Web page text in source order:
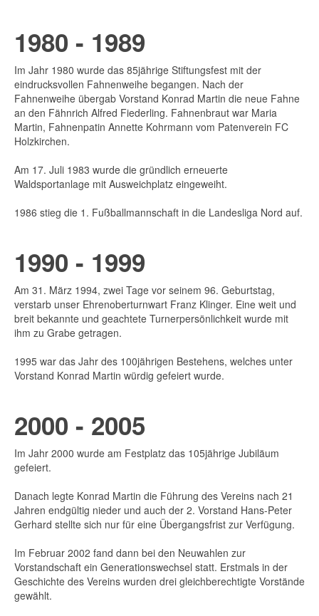
1980 - 1989
Im Jahr 1980 wurde das 85jährige Stiftungsfest mit der
eindrucksvollen Fahnenweihe begangen. Nach der
Fahnenweihe übergab Vorstand Konrad Martin die neue Fahne
an den Fähnrich Alfred Fiederling. Fahnenbraut war Maria
Martin, Fahnenpatin Annette Kohrmann vom Patenverein FC
Holzkirchen.
Am 17. Juli 1983 wurde die gründlich erneuerte
Waldsportanlage mit Ausweichplatz eingeweiht.
1986 stieg die 1. Fußballmannschaft in die Landesliga Nord auf.
1990 - 1999
Am 31. März 1994, zwei Tage vor seinem 96. Geburtstag,
verstarb unser Ehrenoberturnwart Franz Klinger. Eine weit und
breit bekannte und geachtete Turnerpersönlichkeit wurde mit
ihm zu Grabe getragen.
1995 war das Jahr des 100jährigen Bestehens, welches unter
Vorstand Konrad Martin würdig gefeiert wurde.
2000 - 2005
Im Jahr 2000 wurde am Festplatz das 105jährige Jubiläum
gefeiert.
Danach legte Konrad Martin die Führung des Vereins nach 21
Jahren endgültig nieder und auch der 2. Vorstand Hans-Peter
Gerhard stellte sich nur für eine Übergangsfrist zur Verfügung.
Im Februar 2002 fand dann bei den Neuwahlen zur
Vorstandschaft ein Generationswechsel statt. Erstmals in der
Geschichte des Vereins wurden drei gleichberechtigte Vorstände
gewählt.